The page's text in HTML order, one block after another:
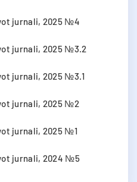
jurnali, 2025 №4
jurnali, 2025 №3.2
jurnali, 2025 №3.1
jurnali, 2025 №2
jurnali, 2025 №1
jurnali, 2024 №5